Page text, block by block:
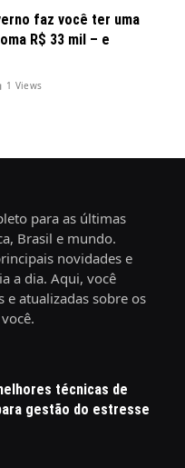
faz você ter uma
R$ 33 mil – e
1 Views
para as últimas
Brasil e mundo.
novidades e
a dia. Aqui, você
e atualizadas sobre os
técnicas de
gestão do estresse